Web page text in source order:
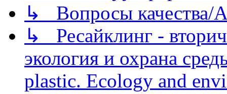
↳ Вопросы качества/
↳ Ресайклинг -
экология и охрана
plastic. Ecology and